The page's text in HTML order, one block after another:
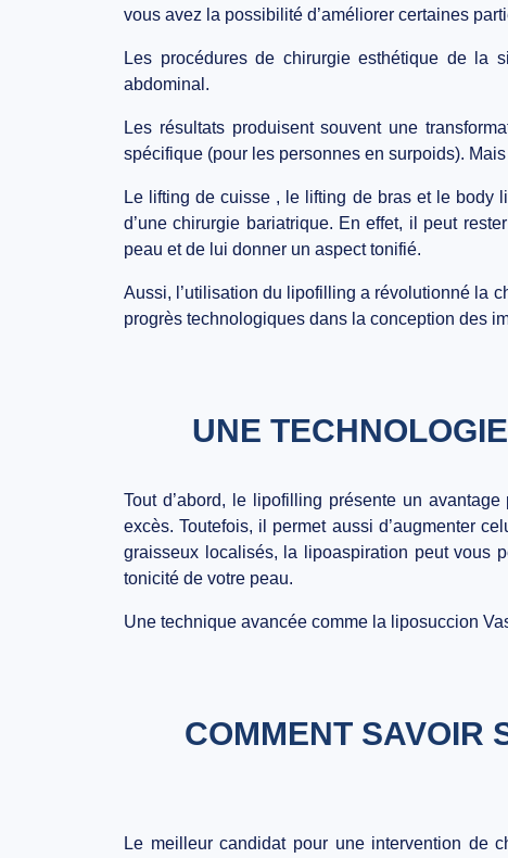
vous avez la possibilité d’améliorer certaines
Les procédures de chirurgie esthétique de la
abdominal.
Les résultats produisent souvent une
spécifique (pour les personnes en surpoids).
Le lifting de cuisse , le lifting de bras et le body
d’une chirurgie bariatrique. En effet, il peut
peau et de lui donner un aspect tonifié.
Aussi, l’utilisation du lipofilling a révolutionné la
progrès technologiques dans la conception des
UNE
Tout d’abord, le lipofilling présente un
excès. Toutefois, il permet aussi d’augmenter
graisseux localisés, la lipoaspiration peut vous
tonicité de votre peau.
Une technique avancée comme la liposuccion
COMMENT SAVOIR
Le meilleur candidat pour une intervention de